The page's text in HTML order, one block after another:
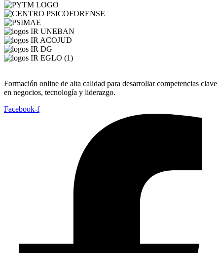
Formación online de alta calidad para desarrollar competencias clave
en negocios, tecnología y liderazgo.
Facebook-f